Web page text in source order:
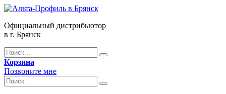
Официальный дистрибьютор
в г. Брянск
Корзина
Позвоните мне